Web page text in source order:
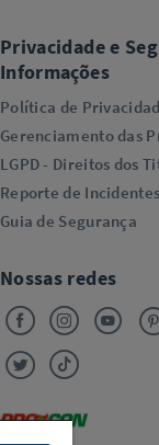
Privacidade e
Informações
Política de
Gerenciamento das
LGPD - Direitos dos
Reporte de
Guia de Segurança
Nossas redes